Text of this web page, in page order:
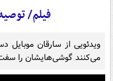
فیلم/
ویدئویی از سارقان موبایل
می‌کنند گوشی‌هایشان را